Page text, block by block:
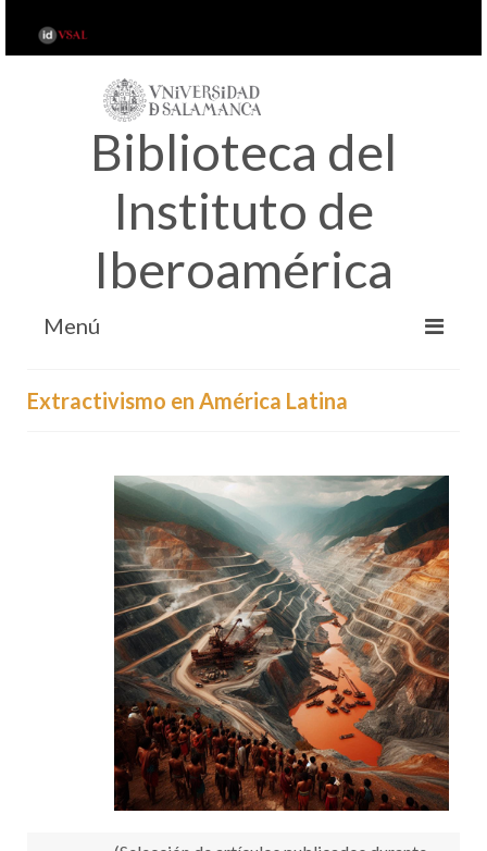
Biblioteca del
Instituto de
Iberoamérica
Menú
RECURSOS
OTRAS FUENTES
TUTORIALES
Extractivismo en América Latina